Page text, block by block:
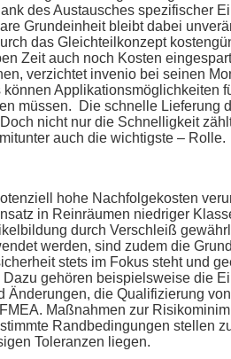
des Austausches spezifischer
Grundeinheit bleibt dabei
das Gleichteilkonzept
Zeit auch noch Kosten
verzichtet invenio bei seinen
Applikationsmöglichkeiten
müssen. Die schnelle Lieferung
nicht nur die Schnelligkeit
auch die wichtigste – Rolle.
hohe Nachfolgekosten
in Reinräumen niedriger
durch Verschleiß
werden, sind zudem die
stets im Fokus steht und
gehören beispielsweise die
Änderungen, die Qualifizierung
Maßnahmen zur
Randbedingungen stellen
Toleranzen liegen.